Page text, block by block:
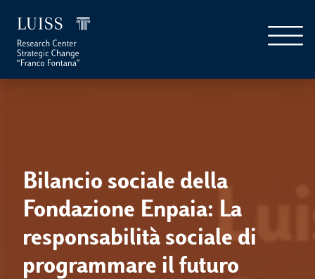
Bilancio sociale della
Fondazione Enpaia: La
responsabilità sociale di
programmare il futuro